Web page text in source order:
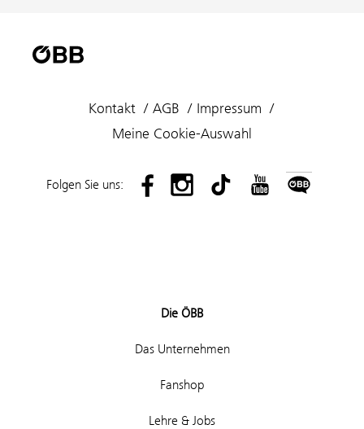
Kontakt AGB
Impressum
Meine Cookie-Auswahl
Folgen Sie uns:
Die ÖBB
Das Unternehmen
Fanshop
Lehre & Jobs